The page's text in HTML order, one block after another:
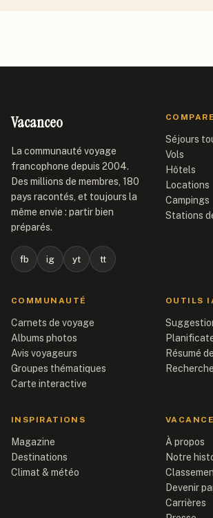
Vacanceo
La communauté voyage
francophone depuis 2004.
Des millions de membres, 180
pays racontés, et toujours la
même envie : partir bien
préparés.
fb ig yt tt
Séjours
Vols
Hôtels
Locations
Campings
Stations
COMMUNAUTÉ
Carnets de voyage
Albums photos
Avis voyageurs
Groupes thématiques
Carte interactive
OUTILS
Résumé
INSPIRATIONS
Magazine
Destinations
Climat & météo
À propos
Notre
Devenir
Carrières